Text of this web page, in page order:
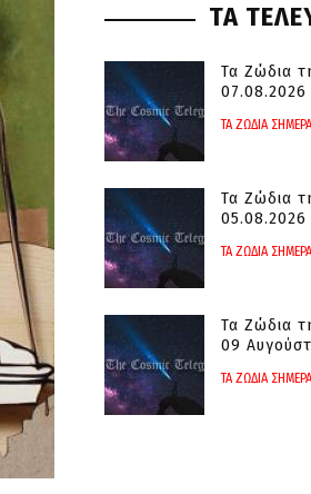
ΤΑ
Τα Ζώδια
07.08.2026
ΤΑ ΖΩΔΙΑ ΣΗΜΕΡΑ
Τα Ζώδια
05.08.2026
ΤΑ ΖΩΔΙΑ ΣΗΜΕΡΑ
Τα Ζώδια
09
ΤΑ ΖΩΔΙΑ ΣΗΜΕΡΑ